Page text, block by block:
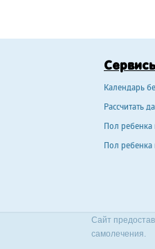
Календарь
Рассчитать
Пол ребенка
Пол ребенка
Сайт
самолечения.